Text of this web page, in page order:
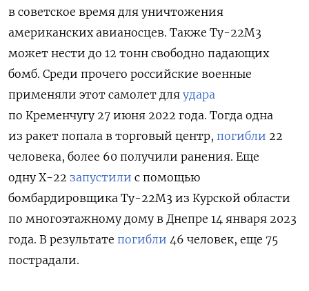
в советское время для уничтожения
американских авианосцев. Также Ту-22М3
может нести до 12 тонн свободно падающих
бомб. Среди прочего российские военные
применяли этот самолет для удара
по Кременчугу 27 июня 2022 года. Тогда одна
из ракет попала в торговый центр, погибли 22
человека, более 60 получили ранения. Еще
одну Х-22 запустили с помощью
бомбардировщика Ту-22М3 из Курской области
по многоэтажному дому в Днепре 14 января 2023
года. В результате погибли 46 человек, еще 75
пострадали.